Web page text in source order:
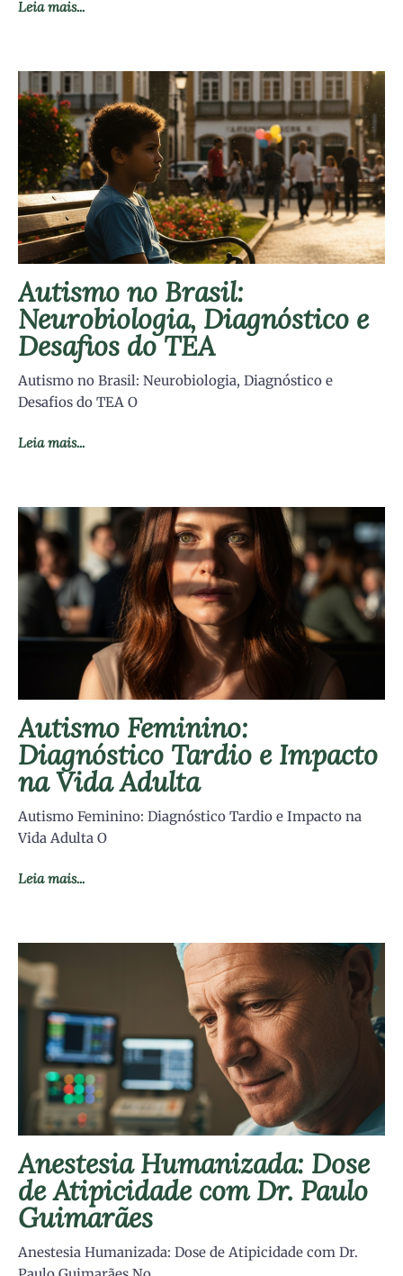
Leia mais...
Autismo no Brasil:
Neurobiologia, Diagnóstico e
Desafios do TEA
Autismo no Brasil: Neurobiologia, Diagnóstico e
Desafios do TEA O
Leia mais...
Autismo Feminino:
Diagnóstico Tardio e Impacto
na Vida Adulta
Autismo Feminino: Diagnóstico Tardio e Impacto na
Vida Adulta O
Leia mais...
Anestesia Humanizada: Dose
de Atipicidade com Dr. Paulo
Guimarães
Anestesia Humanizada: Dose de Atipicidade com Dr.